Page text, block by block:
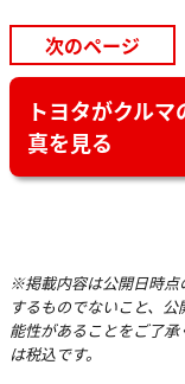
次のページ
トヨタがクル
真を見る
※掲載内容は公開日時点
するものでないこと、
能性があることをご了
は税込です。